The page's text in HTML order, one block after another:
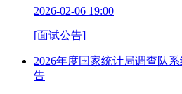
2026-02-06 19:00
[面试公告]
2026年度国家统计局调查队
告